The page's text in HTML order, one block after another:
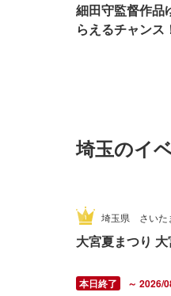
細田守監督作品
らえるチャンス
埼玉のイ
埼玉県 さいた
大宮夏まつり
～ 2026/